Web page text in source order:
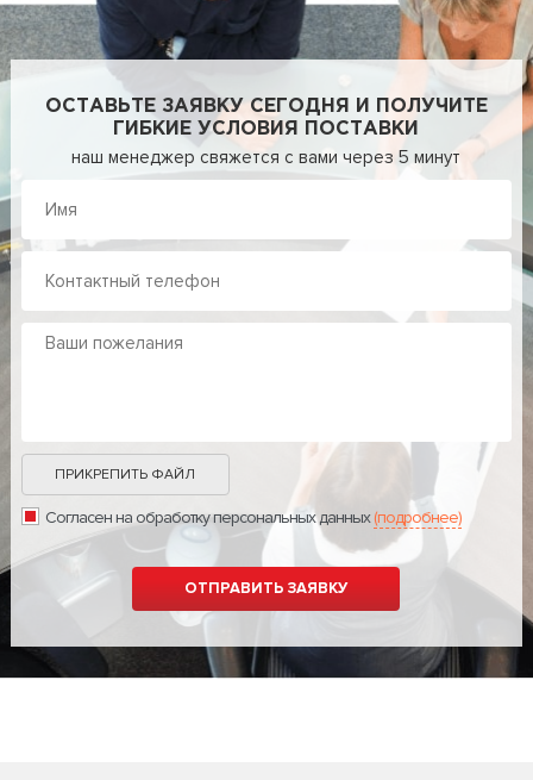
ОСТАВЬТЕ ЗАЯВКУ СЕГОДНЯ И ПОЛУЧИТЕ
ГИБКИЕ УСЛОВИЯ ПОСТАВКИ
наш менеджер свяжется с вами через 5 минут
ПРИКРЕПИТЬ ФАЙЛ
Согласен на обработку персональных данных(подробнее)